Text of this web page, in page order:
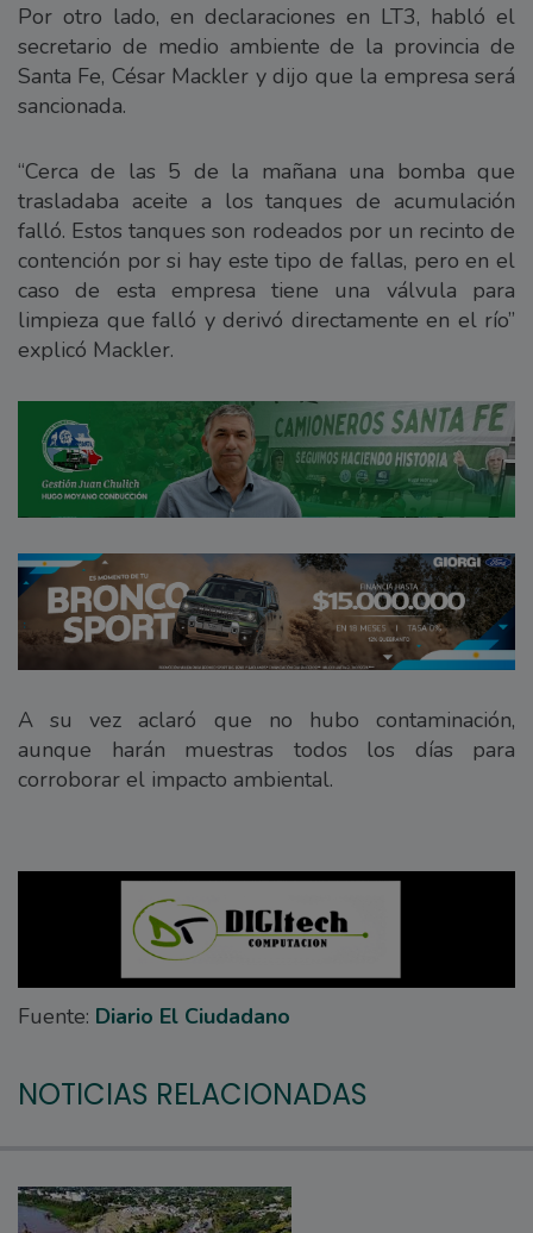
Por otro lado, en declaraciones en LT3, habló el
secretario de medio ambiente de la provincia de
Santa Fe, César Mackler y dijo que la empresa será
sancionada.
“Cerca de las 5 de la mañana una bomba que
trasladaba aceite a los tanques de acumulación
falló. Estos tanques son rodeados por un recinto de
contención por si hay este tipo de fallas, pero en el
caso de esta empresa tiene una válvula para
limpieza que falló y derivó directamente en el río”
explicó Mackler.
A su vez aclaró que no hubo contaminación,
aunque harán muestras todos los días para
corroborar el impacto ambiental.
Fuente: Diario El Ciudadano
NOTICIAS RELACIONADAS